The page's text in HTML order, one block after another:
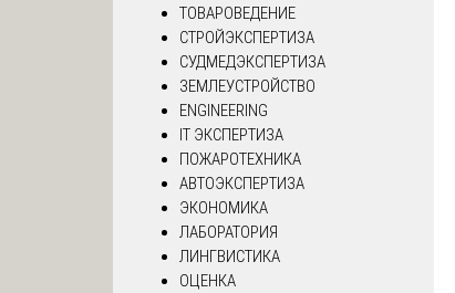
ТОВАРОВЕДЕНИЕ
СТРОЙЭКСПЕРТИЗА
СУДМЕДЭКСПЕРТИЗА
ЗЕМЛЕУСТРОЙСТВО
ENGINEERING
IT ЭКСПЕРТИЗА
ПОЖАРОТЕХНИКА
АВТОЭКСПЕРТИЗА
ЭКОНОМИКА
ЛАБОРАТОРИЯ
ЛИНГВИСТИКА
ОЦЕНКА